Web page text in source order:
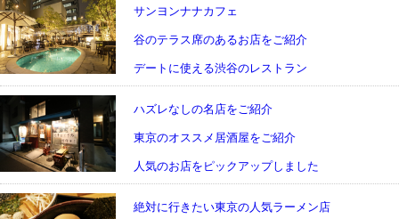
サンヨンナナカフェ
谷のテラス席のあるお店をご紹介
デートに使える渋谷のレストラン
ハズレなしの名店をご紹介
東京のオススメ居酒屋をご紹介
人気のお店をピックアップしました
絶対に行きたい東京の人気ラーメン店